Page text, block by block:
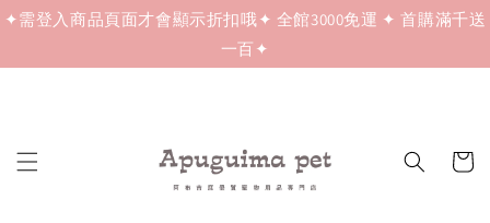
✦需登入商品頁面才會顯示折扣哦✦ 全館3000免運 ✦ 首購滿千送
一百✦